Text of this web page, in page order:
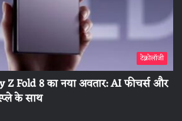
टेक्नोलॉजी
Z Fold 8 का नया अवतार: AI फीचर्स और
के साथ